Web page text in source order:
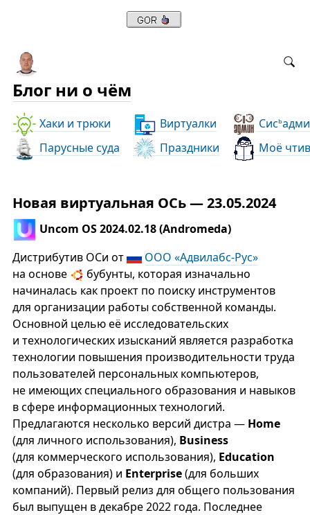
Блог ни о чём
Хаки и трюки Виртуалки Сись
Парусные суда
Праздники Моё
Новая виртуальная ОСь — 23.05.2024
Uncom OS 2024.02.18 (Andromeda)
Дистрибутив ОСи от
ООО «Адвилабс-Рус»
на основе
бубунты, которая изначально
начиналась как проект по поиску инструментов
для организации работы собственной команды.
Основной целью её исследовательских
и технологических изысканий является разработка
технологии повышения производительности труда
пользователей персональных компьютеров,
не имеющих специального образования и навыков
в сфере информационных технологий.
Предлагаются несколько версий дистра — Home
(для личного использования), Business
(для коммерческого использования), Education
(для образования) и Enterprise(для больших
компаний). Первый релиз для общего пользования
был выпущен в декабре 2022 года. Последнее